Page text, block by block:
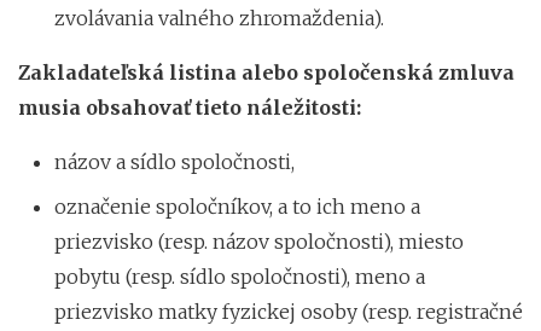
zvolávania valného zhromaždenia).
Zakladateľská listina alebo spoločenská zmluva
musia obsahovať tieto náležitosti:
názov a sídlo spoločnosti,
označenie spoločníkov, a to ich meno a
priezvisko (resp. názov spoločnosti), miesto
pobytu (resp. sídlo spoločnosti), meno a
priezvisko matky fyzickej osoby (resp. registračné